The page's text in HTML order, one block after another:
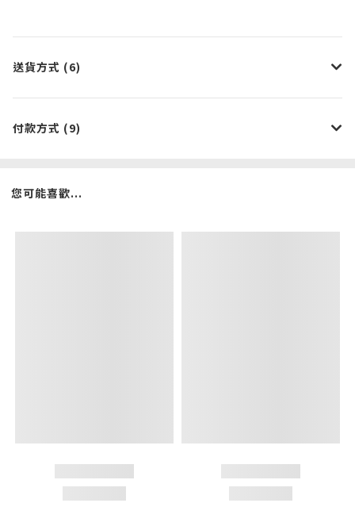
送貨方式 (6)
付款方式 (9)
您可能喜歡...